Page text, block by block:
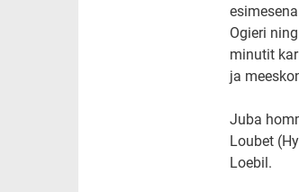
Ogieri
minutit
ja
Juba
Loubet
Loebil.